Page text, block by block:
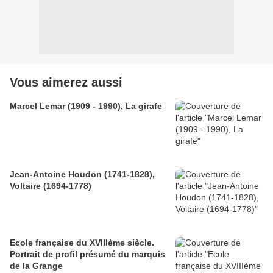
Vous aimerez aussi
Marcel Lemar (1909 - 1990), La girafe
Jean-Antoine Houdon (1741-1828),
Voltaire (1694-1778)
Ecole française du XVIIIème siècle.
Portrait de profil présumé du marquis
de la Grange